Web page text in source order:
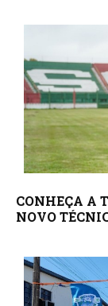
CONHEÇA A
NOVO